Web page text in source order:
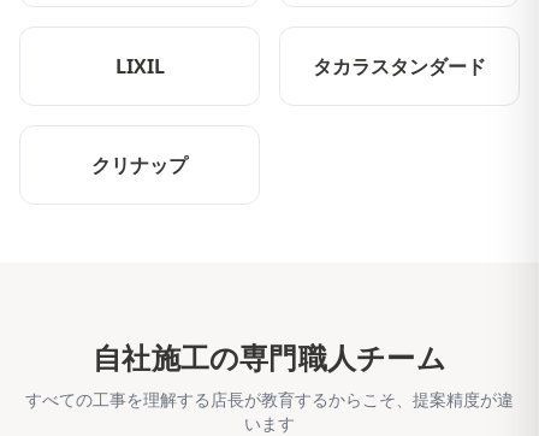
LIXIL タカラスタンダード
クリナップ
自社施工の専門職人チーム
すべての工事を理解する店長が教育するからこそ、提案精度が違
います